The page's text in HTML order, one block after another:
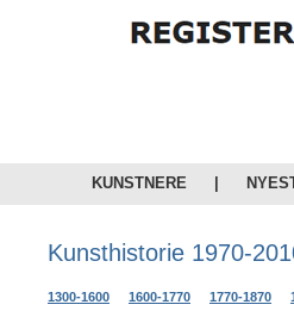
KUNSTNERE
Kunsthistorie 1970-
1300-1600 1600-1770 1770-1870